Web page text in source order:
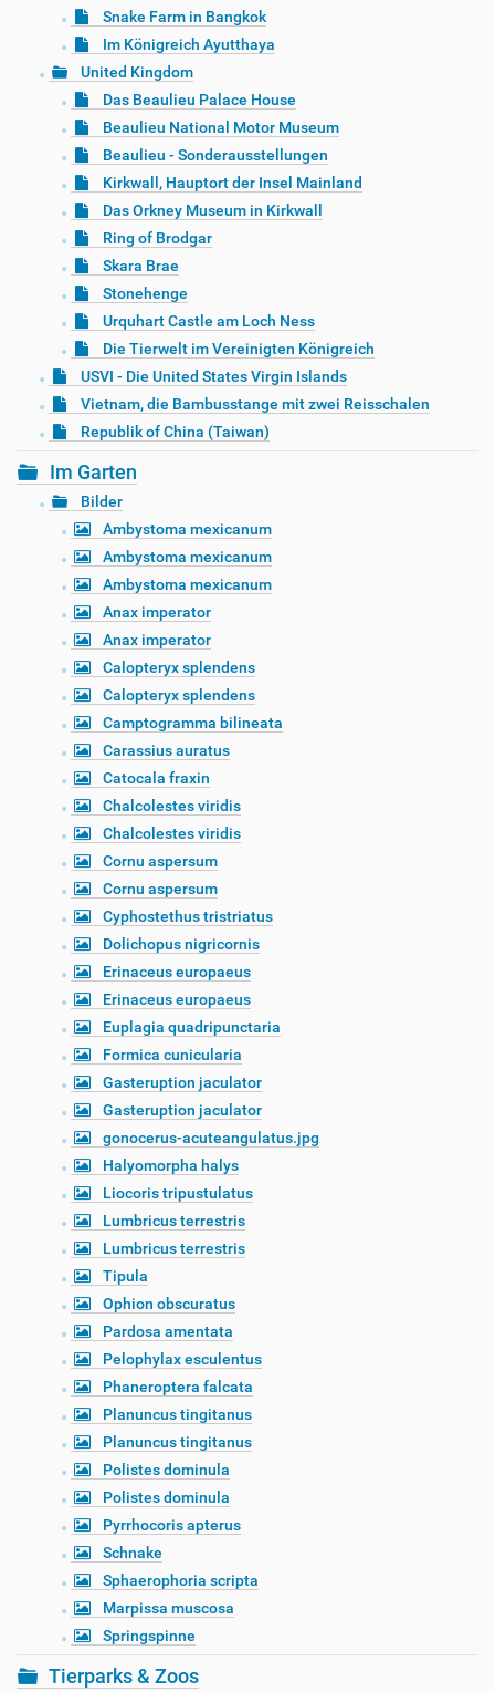
Snake Farm in Bangkok
Im Königreich Ayutthaya
United Kingdom
Das Beaulieu Palace House
Beaulieu National Motor Museum
Beaulieu - Sonderausstellungen
Kirkwall, Hauptort der Insel Mainland
Das Orkney Museum in Kirkwall
Ring of Brodgar
Skara Brae
Stonehenge
Urquhart Castle am Loch Ness
Die Tierwelt im Vereinigten Königreich
USVI - Die United States Virgin Islands
Vietnam, die Bambusstange mit zwei Reisschalen
Republik of China (Taiwan)
Im Garten
Bilder
Ambystoma mexicanum
Ambystoma mexicanum
Ambystoma mexicanum
Anax imperator
Anax imperator
Calopteryx splendens
Calopteryx splendens
Camptogramma bilineata
Carassius auratus
Catocala fraxin
Chalcolestes viridis
Chalcolestes viridis
Cornu aspersum
Cornu aspersum
Cyphostethus tristriatus
Dolichopus nigricornis
Erinaceus europaeus
Erinaceus europaeus
Euplagia quadripunctaria
Formica cunicularia
Gasteruption jaculator
Gasteruption jaculator
gonocerus-acuteangulatus.jpg
Halyomorpha halys
Liocoris tripustulatus
Lumbricus terrestris
Lumbricus terrestris
Tipula
Ophion obscuratus
Pardosa amentata
Pelophylax esculentus
Phaneroptera falcata
Planuncus tingitanus
Planuncus tingitanus
Polistes dominula
Polistes dominula
Pyrrhocoris apterus
Schnake
Sphaerophoria scripta
Marpissa muscosa
Springspinne
Tierparks & Zoos